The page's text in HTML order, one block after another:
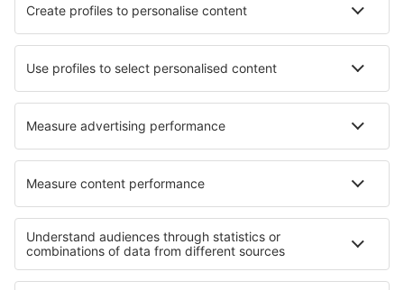
Ryanair
TAP Portugal
easyJet
Azores Airlines
Transavia
Sobre a eSky
Termos e condições
Minhas reservas
Política de Privacidade
Assistência e contacto